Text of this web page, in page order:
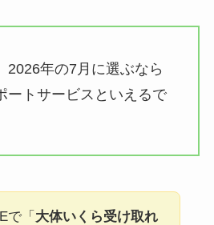
2026年の7月に選ぶなら
ートサービスといえるで
で「 大体いくら受け取れ